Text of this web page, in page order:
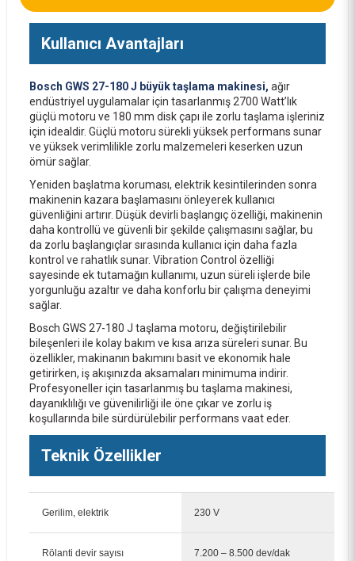
Bosch 180x1,6 mm Rapido Çoklu Malzeme Kesme Taşı 2608602766
114,00 TL
Kullanıcı Avantajları
Bosch GWS 27-180 J büyük taşlama makinesi, ağır
endüstriyel uygulamalar için tasarlanmış 2700 Watt’lık
güçlü motoru ve 180 mm disk çapı ile zorlu taşlama işleriniz
için idealdir. Güçlü motoru sürekli yüksek performans sunar
ve yüksek verimlilikle zorlu malzemeleri keserken uzun
ömür sağlar.
Yeniden başlatma koruması, elektrik kesintilerinden sonra
makinenin kazara başlamasını önleyerek kullanıcı
güvenliğini artırır. Düşük devirli başlangıç özelliği, makinenin
daha kontrollü ve güvenli bir şekilde çalışmasını sağlar, bu
da zorlu başlangıçlar sırasında kullanıcı için daha fazla
kontrol ve rahatlık sunar. Vibration Control özelliği
sayesinde ek tutamağın kullanımı, uzun süreli işlerde bile
yorgunluğu azaltır ve daha konforlu bir çalışma deneyimi
sağlar.
Bosch GWS 27-180 J taşlama motoru, değiştirilebilir
bileşenleri ile kolay bakım ve kısa arıza süreleri sunar. Bu
özellikler, makinanın bakımını basit ve ekonomik hale
getirirken, iş akışınızda aksamaları minimuma indirir.
Profesyoneller için tasarlanmış bu taşlama makinesi,
dayanıklılığı ve güvenilirliği ile öne çıkar ve zorlu iş
koşullarında bile sürdürülebilir performans vaat eder.
Teknik Özellikler
Gerilim, elektrik 230 V
Rölanti devir sayısı 7.200 – 8.500 dev/dak